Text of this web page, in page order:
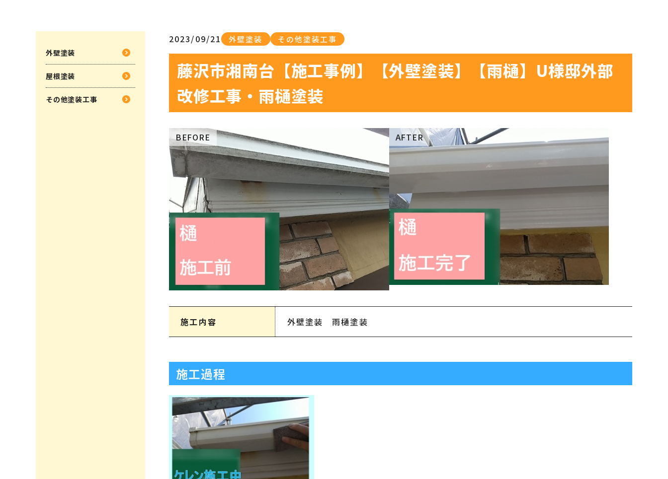
外壁塗装
屋根塗装
その他塗装工事
2023/09/21 外壁塗装 その他塗装工事
藤沢市湘南台【施工事例】【外壁塗装】【雨樋】U様邸外部
改修工事・雨樋塗装
施工内容 外壁塗装 雨樋塗装
施工過程